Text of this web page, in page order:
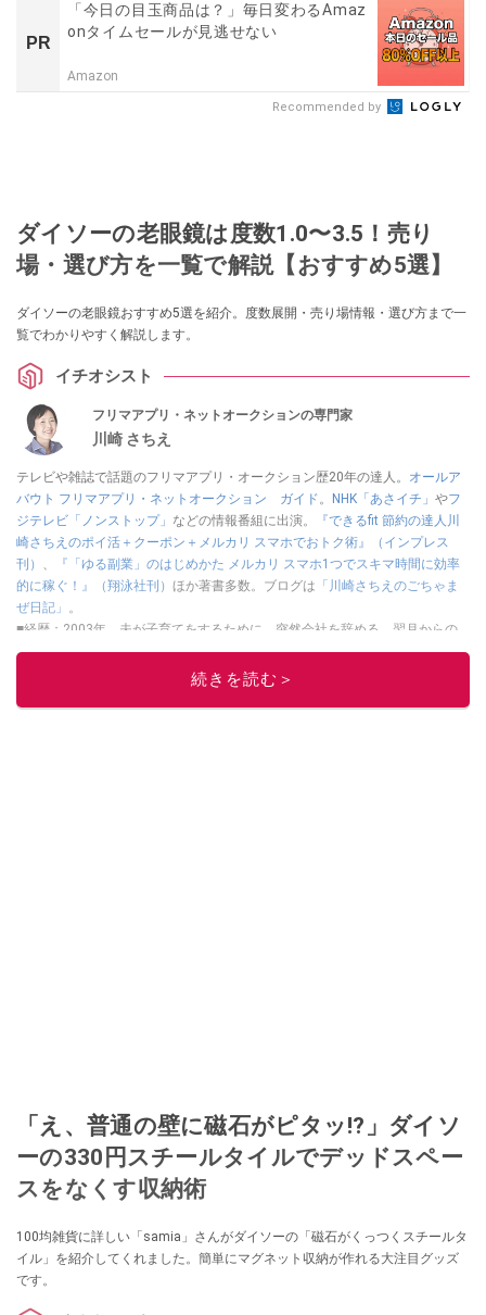
PR
「今日の目玉商品は？」毎日変わるAmaz
onタイムセールが見逃せない
Amazon
Recommended by
ダイソーの老眼鏡は度数1.0〜3.5！売り
場・選び方を一覧で解説【おすすめ5選】
ダイソーの老眼鏡おすすめ5選を紹介。度数展開・売り場情報・選び方まで一
覧でわかりやすく解説します。
イチオシスト
フリマアプリ・ネットオークションの専門家
川崎 さちえ
テレビや雑誌で話題のフリマアプリ・オークション歴20年の達人。 オールア
バウト フリマアプリ・ネットオークション ガイド。 NHK「あさイチ」 やフ
ジテレビ「ノンストップ」 などの情報番組に出演。
『できるfit 節約の達人川
崎さちえのポイ活＋クーポン＋メルカリ スマホでおトク術』（インプレス
刊） 、
『「ゆる副業」のはじめかた メルカリ スマホ1つでスキマ時間に効率
的に稼ぐ！』（翔泳社刊） ほか著書多数。ブログは 「川崎さちえのごちゃま
ぜ日記」 。
■経歴：2003年、夫が子育てをするために、突然会社を辞める。翌月からの
給料が０円になり、家にいながら、しかも空いた時間でできるオークション
に目をつける。しかし、取引の仕方がわからずに、まずは落札者として参
続きを読む＞
「え、普通の壁に磁石がピタッ!?」ダイソ
ーの330円スチールタイルでデッドスペー
スをなくす収納術
100均雑貨に詳しい「samia」さんがダイソーの「磁石がくっつくスチールタ
イル」を紹介してくれました。簡単にマグネット収納が作れる大注目グッズ
です。